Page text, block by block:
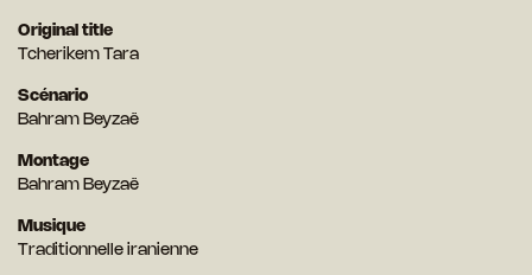
Original title
Tcherikem Tara
Scénario
Bahram Beyzaë
Montage
Bahram Beyzaë
Musique
Traditionnelle iranienne